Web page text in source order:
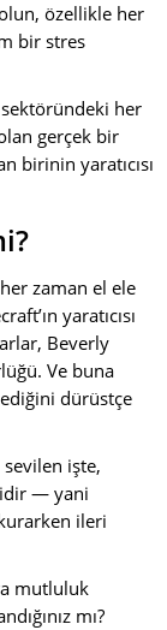
özellikle her
bir stres
her
gerçek bir
birinin yaratıcısı
zaman el ele
yaratıcısı
Beverly
Ve buna
dürüstçe
işte,
— yani
ileri
mutluluk
mı?